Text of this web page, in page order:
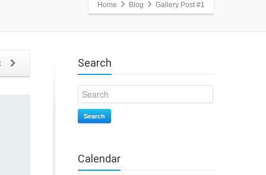
Home Blog Gallery Post #1
Search
Search
Calendar